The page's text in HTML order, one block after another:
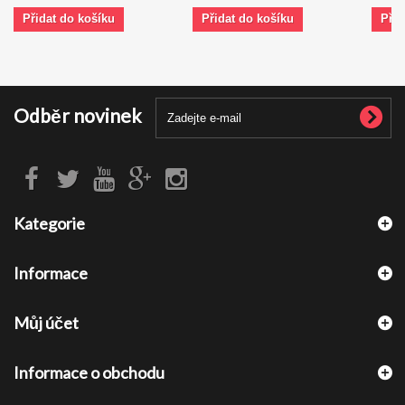
Přidat do košíku Přidat do košíku
Odběr novinek
Kategorie
Informace
Můj účet
Informace o obchodu